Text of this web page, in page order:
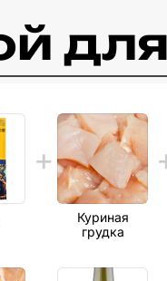
Куриная
грудка